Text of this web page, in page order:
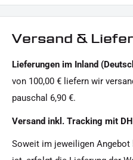
Kabel
Versand &
Lieferungen im Inland
von 100,00 € liefern wir
pauschal 6,90 €.
Versand inkl. Tracking mit
Soweit im jeweiligen Angebot